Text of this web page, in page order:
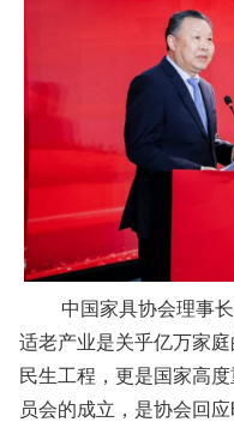
中国家具协会理事长
适老产业是关乎亿万家
民生工程，更是国家高
员会的成立，是协会回